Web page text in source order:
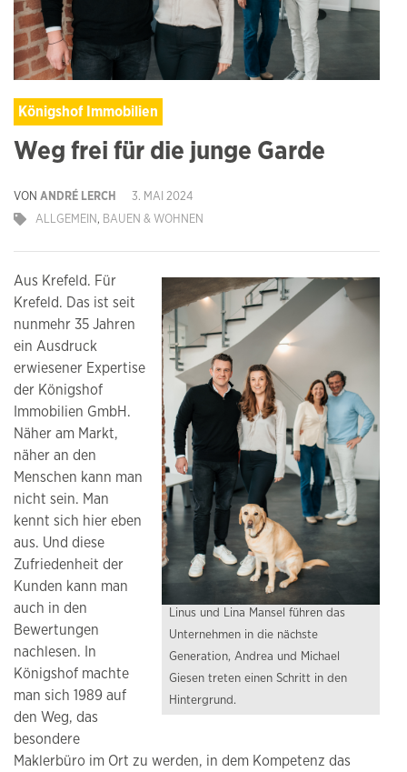
Königshof Immobilien
Weg frei für die junge Garde
VON ANDRÉ LERCH
3. MAI 2024
ALLGEMEIN, BAUEN & WOHNEN
Linus und Lina Mansel führen das
Unternehmen in die nächste
Generation, Andrea und Michael
Giesen treten einen Schritt in den
Hintergrund.
Aus Krefeld. Für
Krefeld. Das ist seit
nunmehr 35 Jahren
ein Ausdruck
erwiesener Expertise
der Königshof
Immobilien GmbH.
Näher am Markt,
näher an den
Menschen kann man
nicht sein. Man
kennt sich hier eben
aus. Und diese
Zufriedenheit der
Kunden kann man
auch in den
Bewertungen
nachlesen. In
Königshof machte
man sich 1989 auf
den Weg, das
besondere
Maklerbüro im Ort zu werden, in dem Kompetenz das